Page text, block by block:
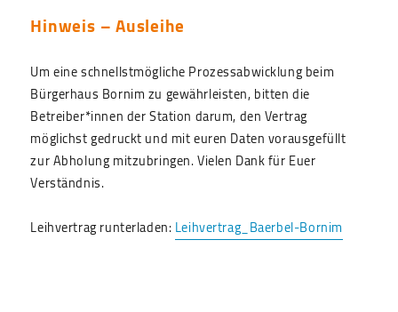
Hinweis – Ausleihe
Um eine schnellstmögliche Prozessabwicklung beim
Bürgerhaus Bornim zu gewährleisten, bitten die
Betreiber*innen der Station darum, den Vertrag
möglichst gedruckt und mit euren Daten vorausgefüllt
zur Abholung mitzubringen. Vielen Dank für Euer
Verständnis.
Leihvertrag runterladen:Leihvertrag_Baerbel-Bornim